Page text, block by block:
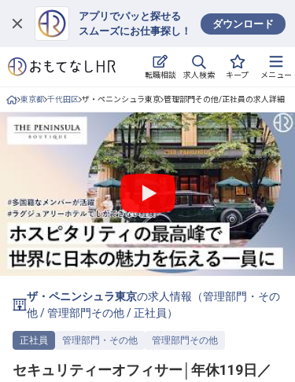
アプリでパッと探せる
スムーズにお仕事探し！
ダウンロード
転職相談 求人検索 キープ メニュー
ログイン
求人・施設を探す
キープした求人
就職・転職 合同説明会
おもてなしHRについて
ご利用の流れ
よくある質問
ホテル・宿泊業界情報コラム
無料 転職サポートに申し込む
東京都 千代田区 ザ・ペニンシュラ東京 管理部門その他/正社員の求人詳細
ザ・ペニンシュラ東京の求人情報（管理部門・その
他/管理部門その他/正社員 ）
正社員 管理部門・その他 管理部門その他
セキュリティーオフィサー│年休119日／